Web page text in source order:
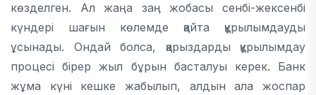
көзделген. Ал жаңа заң жобасы сенбі-жексенбі
күндері шағын көлемде қайта құрылымдауды
ұсынады. Ондай болса, қарыздарды құрылымдау
процесі бірер жыл бұрын басталуы керек. Банк
жұма күні кешке жабылып, алдын ала жоспар